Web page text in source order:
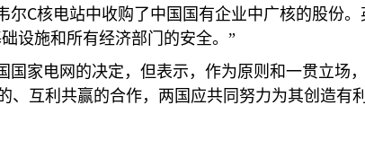
尔C核电站中收购了中国国有企业中广核的股份
设施和所有经济部门的安全。”
家电网的决定，但表示，作为原则和一贯立场
、互利共赢的合作，两国应共同努力为其创造有